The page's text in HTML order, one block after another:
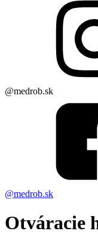
@medrob.sk
@medrob.sk
Otváracie